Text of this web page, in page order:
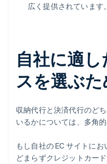
広く提供されています。
自社に適
スを選ぶた
収納代行と決済代行のど
いるかについては、多角
もし自社の EC サイトに
どまらずクレジットカー